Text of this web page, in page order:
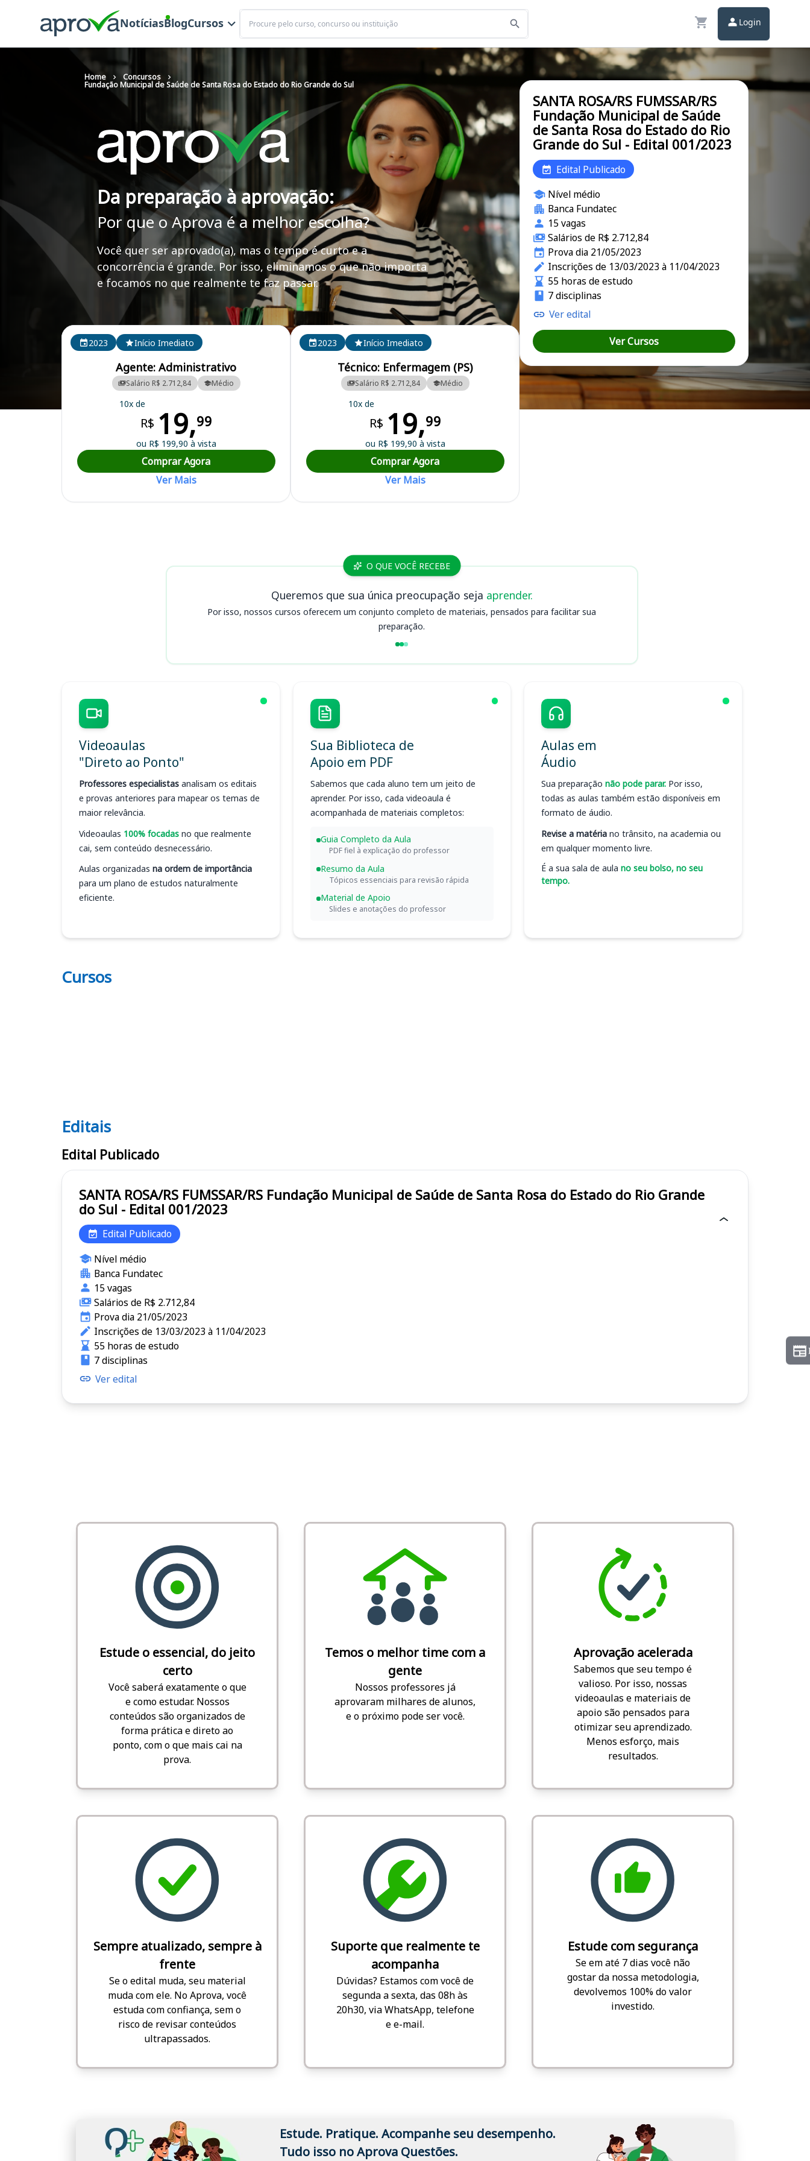
NotíciasBlogCursos
Buscar
Login
Home Concursos
Fundação Municipal de Saúde de Santa Rosa do Estado do Rio Grande do Sul
Da preparação à aprovação:
Por que o Aprova é a melhor escolha?
Você quer ser aprovado(a), mas o tempo é curto e a
concorrência é grande. Por isso, eliminamos o que não importa
e focamos no que realmente te faz passar.
Curso Preparatório para o Concurso FUMSSAR/RS - Fundação Municipal de Saúde de Santa Rosa do Estado do Rio Grande do Sul
Cursos em destaque para passar no concurso FUMSSAR/RS
2023
Início Imediato
Agente: Administrativo
Salário R$ 2.712,84 Médio
10x de
R$ 19,99
ou R$ 199,90 à vista
Comprar Agora
Ver Mais
2023 Início Imediato
Técnico: Enfermagem (PS)
Salário R$ 2.712,84 Médio
10x de
R$ 19,99
ou R$ 199,90 à vista
Comprar Agora
Ver Mais
SANTA ROSA/RS FUMSSAR/RS
Fundação Municipal de Saúde
de Santa Rosa do Estado do Rio
Grande do Sul - Edital 001/2023
Edital Publicado
Nível médio
Banca Fundatec
15 vagas
Salários de R$ 2.712,84
Prova dia 21/05/2023
Inscrições de 13/03/2023 à 11/04/2023
55 horas de estudo
7 disciplinas
Ver edital
Ver Cursos
Cursos FUMSSAR/RS O QUE VOCÊ RECEBE
Queremos que sua única preocupação seja aprender.
Por isso, nossos cursos oferecem um conjunto completo de materiais, pensados para facilitar sua
preparação.
Videoaulas
"Direto ao Ponto"
Professores especialistas analisam os editais
e provas anteriores para mapear os temas de
maior relevância.
Videoaulas 100% focadas no que realmente
cai, sem conteúdo desnecessário.
Aulas organizadas na ordem de importância
para um plano de estudos naturalmente
eficiente.
Sua Biblioteca de
Apoio em PDF
Sabemos que cada aluno tem um jeito de
aprender. Por isso, cada videoaula é
acompanhada de materiais completos:
Guia Completo da Aula
PDF fiel à explicação do professor
Resumo da Aula
Tópicos essenciais para revisão rápida
Material de Apoio
Slides e anotações do professor
Aulas em
Áudio
Sua preparação não pode parar. Por isso,
todas as aulas também estão disponíveis em
formato de áudio.
Revise a matéria no trânsito, na academia ou
em qualquer momento livre.
É a sua sala de aula no seu bolso, no seu
tempo.
Cursos
Editais FUMSSAR/RS
Editais
Edital Publicado
SANTA ROSA/RS FUMSSAR/RS Fundação Municipal de Saúde de Santa Rosa do Estado do Rio Grande
do Sul - Edital 001/2023
Edital Publicado
Nível médio
Banca Fundatec
15 vagas
Salários de R$ 2.712,84
Prova dia 21/05/2023
Inscrições de 13/03/2023 à 11/04/2023
55 horas de estudo
7 disciplinas
Ver edital
Estude o essencial, do jeito
certo
Você saberá exatamente o que
e como estudar. Nossos
conteúdos são organizados de
forma prática e direto ao
ponto, com o que mais cai na
prova.
Temos o melhor time com a
gente
Nossos professores já
aprovaram milhares de alunos,
e o próximo pode ser você.
Aprovação acelerada
Sabemos que seu tempo é
valioso. Por isso, nossas
videoaulas e materiais de
apoio são pensados para
otimizar seu aprendizado.
Menos esforço, mais
resultados.
Sempre atualizado, sempre à
frente
Se o edital muda, seu material
muda com ele. No Aprova, você
estuda com confiança, sem o
risco de revisar conteúdos
ultrapassados.
Suporte que realmente te
acompanha
Dúvidas? Estamos com você de
segunda a sexta, das 08h às
20h30, via WhatsApp, telefone
e e-mail.
Estude com segurança
Se em até 7 dias você não
gostar da nossa metodologia,
devolvemos 100% do valor
investido.
Estude. Pratique. Acompanhe seu desempenho.
Tudo isso no Aprova Questões.